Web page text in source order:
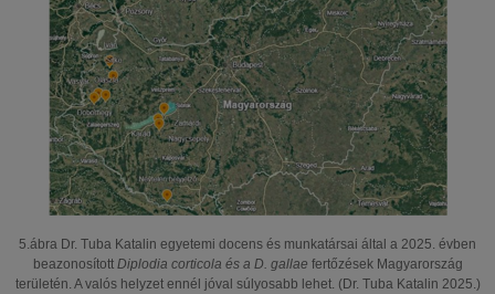
5.ábra Dr. Tuba Katalin egyetemi docens és munkatársai által a 2025. évben
beazonosított Diplodia corticola és a D. gallae fertőzések Magyarország
területén. A valós helyzet ennél jóval súlyosabb lehet. (Dr. Tuba Katalin 2025.)